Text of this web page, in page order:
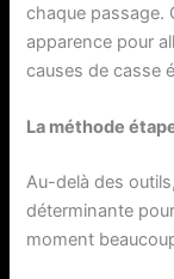
chaque passage.
apparence pour
causes de casse
La méthode
Au-delà des
déterminante
moment